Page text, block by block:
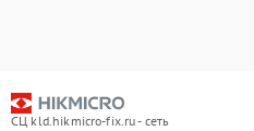
СЦ kld.hikmicro-fix.ru - сеть